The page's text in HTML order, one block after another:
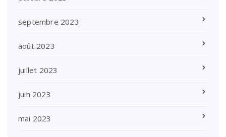
septembre 2023
août 2023
juillet 2023
juin 2023
mai 2023